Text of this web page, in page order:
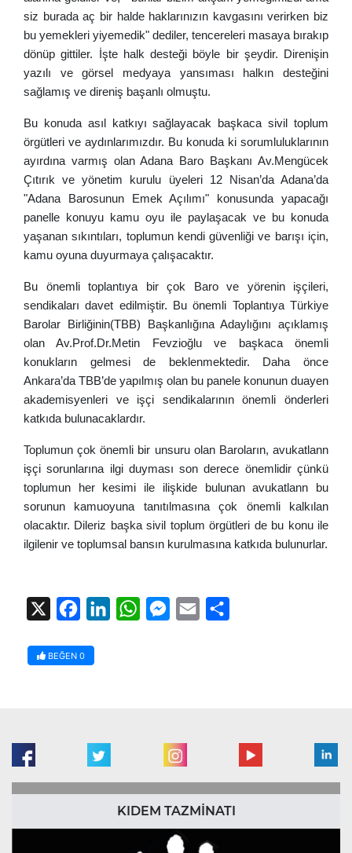
siz burada aç bir halde haklarınızın kavgasını verirken biz
bu yemekleri yiyemedik" dediler, tencereleri masaya bırakıp
dönüp gittiler. İşte halk desteği böyle bir şeydir. Direnişin
yazılı ve görsel medyaya yansıması halkın desteğini
sağlamış ve direniş başanlı olmuştu.
Bu konuda asıl katkıyı sağlayacak başkaca sivil toplum
örgütleri ve aydınlarımızdır. Bu konuda ki sorumluluklarının
ayırdına varmış olan Adana Baro Başkanı Av.Mengücek
Çıtırık ve yönetim kurulu üyeleri 12 Nisan’da Adana’da
"Adana Barosunun Emek Açılımı" konusunda yapacağı
panelle konuyu kamu oyu ile paylaşacak ve bu konuda
yaşanan sıkıntıları, toplumun kendi güvenliği ve barışı için,
kamu oyuna duyurmaya çalışacaktır.
Bu önemli toplantıya bir çok Baro ve yörenin işçileri,
sendikaları davet edilmiştir. Bu önemli Toplantıya Türkiye
Barolar Birliğinin(TBB) Başkanlığına Adaylığını açıklamış
olan Av.Prof.Dr.Metin Fevzioğlu ve başkaca önemli
konukların gelmesi de beklenmektedir. Daha önce
Ankara’da TBB’de yapılmış olan bu panele konunun duayen
akademisyenleri ve işçi sendikalarının önemli önderleri
katkıda bulunacaklardır.
Toplumun çok önemli bir unsuru olan Baroların, avukatlann
işçi sorunlarına ilgi duyması son derece önemlidir çünkü
toplumun her kesimi ile ilişkide bulunan avukatlann bu
sorunun kamuoyuna tanıtılmasına çok önemli kalkılan
olacaktır. Dileriz başka sivil toplum örgütleri de bu konu ile
ilgilenir ve toplumsal bansın kurulmasına katkıda bulunurlar.
FacebookLinkedInWhatsAppMessenger
Email
BEĞEN 0
KIDEM TAZMİNATI